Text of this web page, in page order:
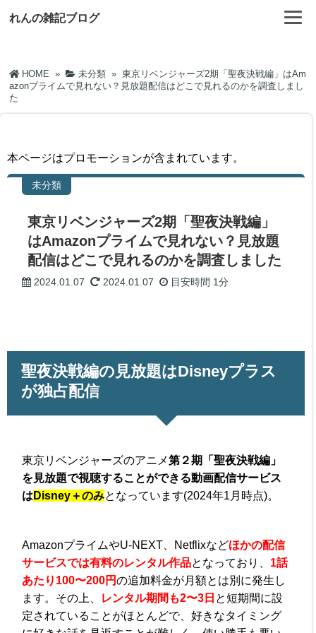
れんの雑記ブログ
HOME » 未分類 » 東京リベンジャーズ2期「聖夜決戦編」はAm
azonプライムで見れない？見放題配信はどこで見れるのかを調査しまし
た
本ページはプロモーションが含まれています。
未分類
東京リベンジャーズ2期「聖夜決戦編」
はAmazonプライムで見れない？見放題
配信はどこで見れるのかを調査しました
2024.01.07 2024.01.07 目安時間 1分
聖夜決戦編の見放題はDisneyプラス
が独占配信
東京リベンジャーズのアニメ第２期「聖夜決戦編」
を見放題で視聴することができる動画配信サービス
は Disney＋のみとなっています(2024年1月時点)。
AmazonプライムやU-NEXT、Netflixなどほかの配信
サービスでは有料のレンタル作品となっており、 1話
あたり100〜200円の追加料金が月額とは別に発生し
ます。その上、
レンタル期間も2〜3日 と短期間に設
定されている ことがほとんどで、好きなタイミング